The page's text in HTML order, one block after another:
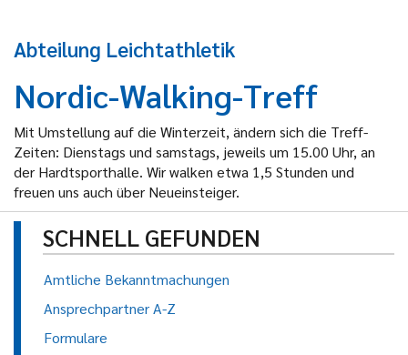
Abteilung Leichtathletik
Nordic-Walking-Treff
Mit Umstellung auf die Winterzeit, ändern sich die Treff-
Zeiten: Dienstags und samstags, jeweils um 15.00 Uhr, an
der Hardtsporthalle. Wir walken etwa 1,5 Stunden und
freuen uns auch über Neueinsteiger.
SCHNELL GEFUNDEN
Amtliche Bekanntmachungen
Ansprechpartner A-Z
Formulare